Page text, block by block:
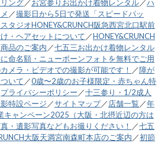
ング／お宮参りお出かけ着物レンタル／ハ
／撮影日から5日で発送「スピードパッ
タジオHONEY&CRUNCH阪急西宮北口駅前
・ヘアセットについて／HONEY&CRUNCH
品のご案内／七五三お出かけ着物レンタル
命名額・ニューボーンフォトを無料でご用
メラ・ビデオでの撮影が可能です！ ／障が
いて／0歳〜2歳のお子様限定・赤ちゃん特
プライバシーポリシー／十三参り・1/2成人
特設ページ／サイトマップ／店舗一覧／年
キャンペーン2025（大阪・北摂近辺の方は
・遺影写真などもお撮りください！ ／七五
大阪天満宮南森町本店のご案内／初節